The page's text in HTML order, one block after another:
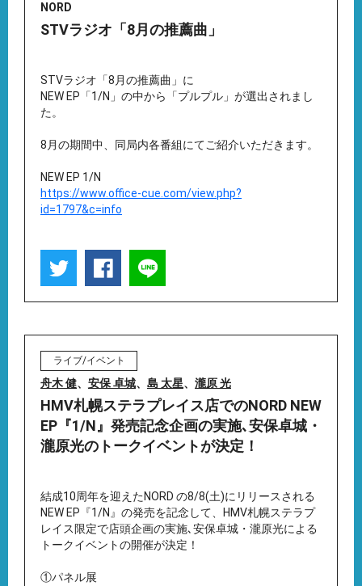
NORD
STVラジオ「8月の推薦曲」
STVラジオ「8月の推薦曲」に
NEW EP「1/N」の中から「プルプル」が選出されまし
た。
8月の期間中、同局内各番組にてご紹介いただきます。
NEW EP 1/N
https://www.office-cue.com/view.php?
id=1797&c=info
ライブ/イベント
舟木 健、 安保 卓城、 島 太星、 瀧原 光
HMV札幌ステラプレイス店でのNORD NEW
EP『1/N』発売記念企画の実施､安保卓城・
瀧原光のトークイベントが決定！
結成10周年を迎えたNORD の8/8(土)にリリースされる
NEW EP『1/N』の発売を記念して、HMV札幌ステラプ
レイス限定で店頭企画の実施､安保卓城・瀧原光による
トークイベントの開催が決定！
①パネル展